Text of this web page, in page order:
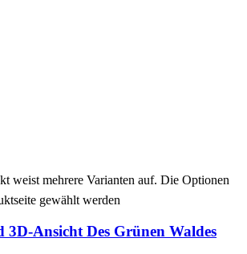
weist mehrere Varianten auf. Die Optionen
gewählt werden
3D-Ansicht Des Grünen Waldes